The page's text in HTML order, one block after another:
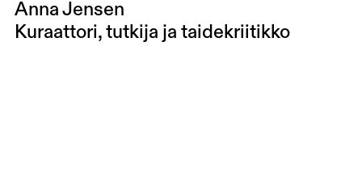
Anna Jensen
Kuraattori, tutkija ja taidekriitikko